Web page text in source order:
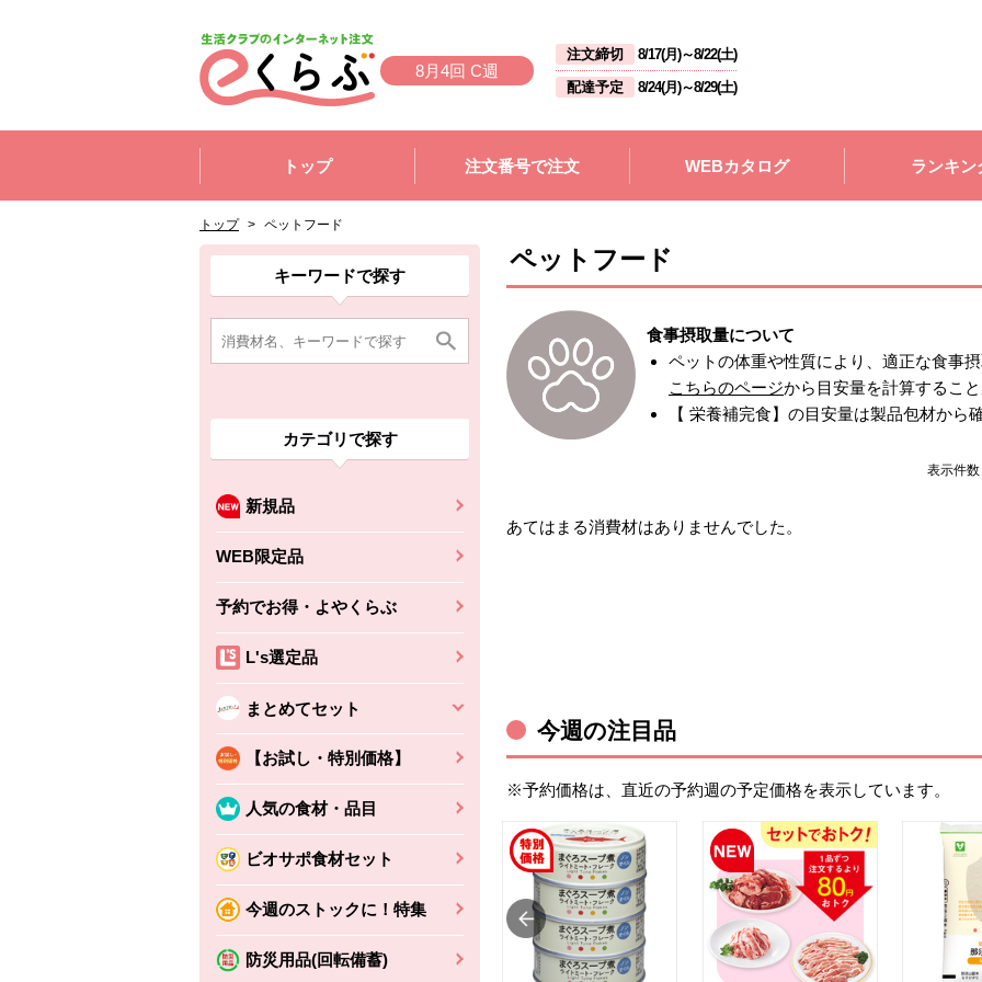
8月4回 C週
注文締切 8/17(月)～8/22(土)
配達予定
8/24(月)～8/29(土)
トップ
注文番号で注文 WEBカタログ ランキン
トップ > ペットフード
ここから消費材検索メニューです。
キーワードで探す
カテゴリで探す
新規品
WEB限定品
予約でお得・よやくらぶ
L's選定品
まとめてセット
【お試し・特別価格】
人気の食材・品目
ビオサポ食材セット
今週のストックに！特集
防災用品(回転備蓄)
消費材検索メニューここまで。
ここから本文です。
ここから組合員向けメニューです。
組合員向けメニューここまで。
ここから本文です。 ペットフード
食事摂取量について
ペットの体重や性質により、適正な食事
こちらのページから目安量を計算するこ
【 栄養補完食】の目安量は製品包材から
表示件数
あてはまる消費材はありませんでした。
今週の注目品
※予約価格は、直近の予約週の予定価格を表示しています。